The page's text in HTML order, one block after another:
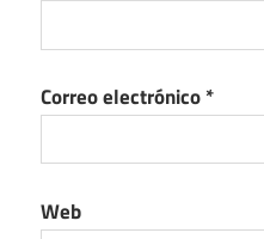
Correo electrónico*
Web